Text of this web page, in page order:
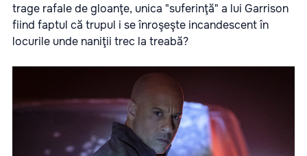
trage rafale de gloanţe, unica "suferinţă" a lui Garrison
fiind faptul că trupul i se înroşeşte incandescent în
locurile unde naniţii trec la treabă?